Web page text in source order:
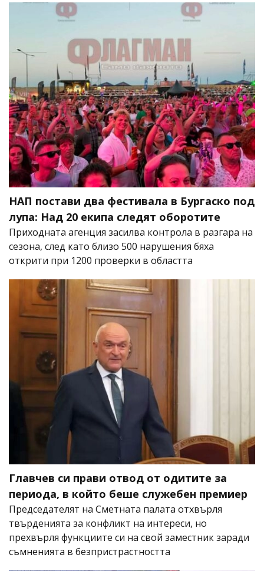
НАП постави два фестивала в Бургаско под
лупа: Над 20 екипа следят оборотите
Приходната агенция засилва контрола в разгара на
сезона, след като близо 500 нарушения бяха
открити при 1200 проверки в областта
Главчев си прави отвод от одитите за
периода, в който беше служебен премиер
Председателят на Сметната палата отхвърля
твърденията за конфликт на интереси, но
прехвърля функциите си на свой заместник заради
съмненията в безпристрастността